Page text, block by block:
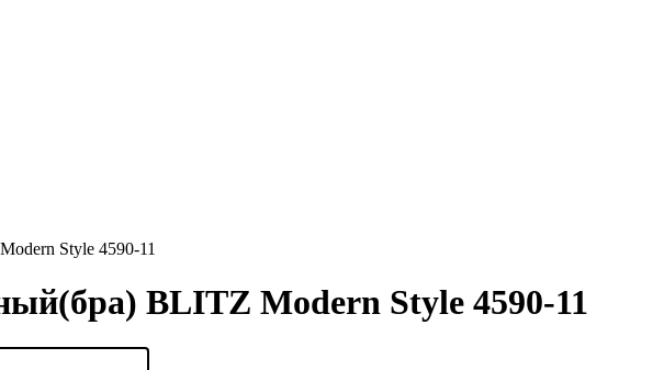
Style 4590-11
BLITZ Modern Style 4590-11